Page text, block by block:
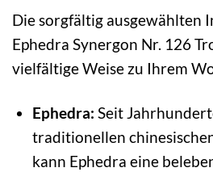
Die sorgfältig ausgewählten
Ephedra Synergon Nr. 126
vielfältige Weise zu Ihrem
Ephedra: Seit
traditionellen
kann Ephedra eine